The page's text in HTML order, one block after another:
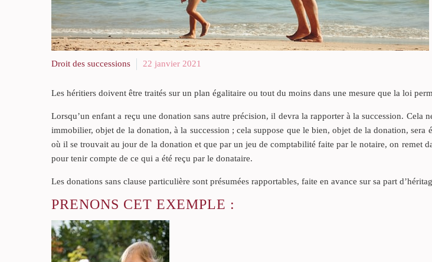
Droit des successions 22 janvier 2021
Les héritiers doivent être traités sur un plan égalitaire ou tout du moins dans une mesure que la loi
Lorsqu’un enfant a reçu une donation sans autre précision, il devra la rapporter à la succession. Cela
immobilier, objet de la donation, à la succession ; cela suppose que le bien, objet de la donation, sera
où il se trouvait au jour de la donation et que par un jeu de comptabilité faite par le notaire, on remet
pour tenir compte de ce qui a été reçu par le donataire.
Les donations sans clause particulière sont présumées rapportables, faite en avance sur sa part
PRENONS CET EXEMPLE :